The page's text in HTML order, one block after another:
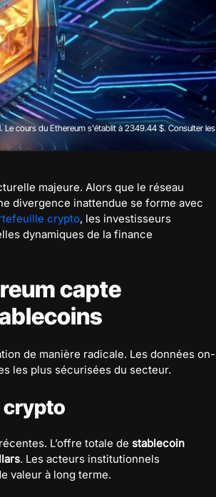
Le cours du Ethereum s'établit à 2349.44 $. Consulter les
majeure. Alors que le réseau
divergence inattendue se forme avec
crypto, les investisseurs
dynamiques de la finance
capte
de manière radicale. Les données on-
les plus sécurisées du secteur.
crypto
L’offre totale de stablecoin
. Les acteurs institutionnels
valeur à long terme.